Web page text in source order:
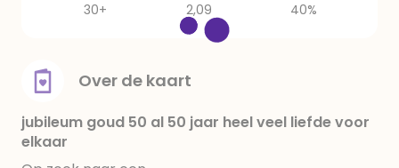
30+
2,09 40%
Over de kaart
jubileum goud 50 al 50 jaar heel veel liefde voor
elkaar